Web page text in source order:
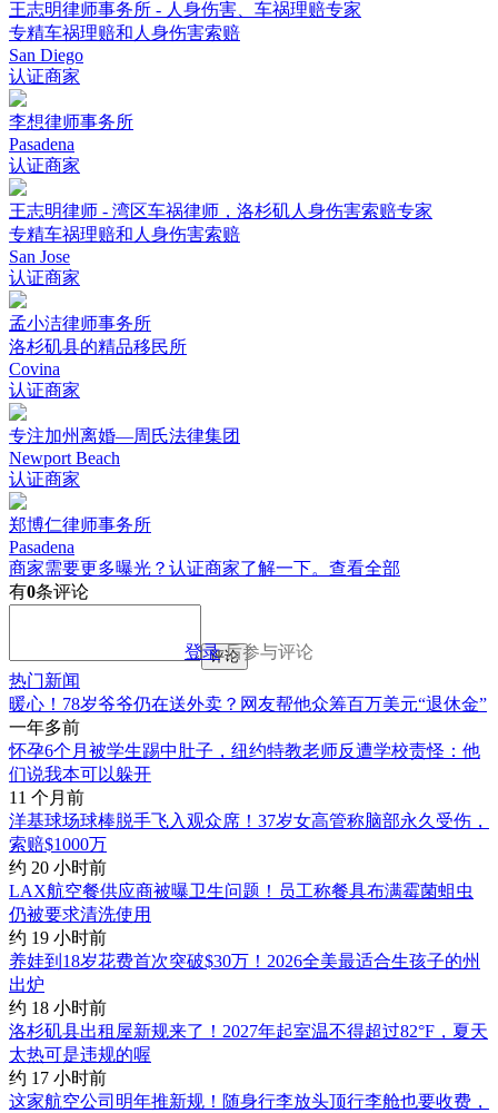
王志明律师事务所 - 人身伤害、车祸理赔专家
专精车祸理赔和人身伤害索赔
San Diego
认证商家
李想律师事务所
Pasadena
认证商家
王志明律师 - 湾区车祸律师，洛杉矶人身伤害索赔专家
专精车祸理赔和人身伤害索赔
San Jose
认证商家
孟小洁律师事务所
洛杉矶县的精品移民所
Covina
认证商家
专注加州离婚—周氏法律集团
Newport Beach
认证商家
郑博仁律师事务所
Pasadena
商家需要更多曝光？认证商家了解一下。 查看全部
有0条评论
登录后参与评论
评论
热门新闻
暖心！78岁爷爷仍在送外卖？网友帮他众筹百万美元“退休金”
一年多前
怀孕6个月被学生踢中肚子，纽约特教老师反遭学校责怪：他
们说我本可以躲开
11 个月前
洋基球场球棒脱手飞入观众席！37岁女高管称脑部永久受伤，
索赔$1000万
约 20 小时前
LAX航空餐供应商被曝卫生问题！员工称餐具布满霉菌蛆虫
仍被要求清洗使用
约 19 小时前
养娃到18岁花费首次突破$30万！2026全美最适合生孩子的州
出炉
约 18 小时前
洛杉矶县出租屋新规来了！2027年起室温不得超过82°F，夏天
太热可是违规的喔
约 17 小时前
这家航空公司明年推新规！随身行李放头顶行李舱也要收费，